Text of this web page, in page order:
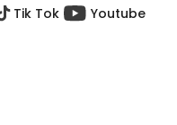
Tik Tok Youtube